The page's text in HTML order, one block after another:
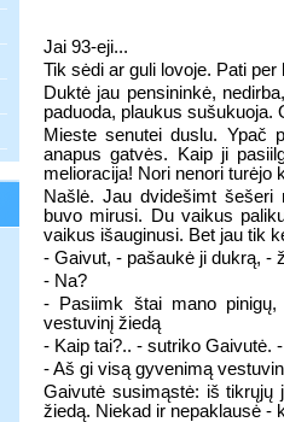
Jai 93-eji...
Tik sėdi ar guli lovoje. Pati
Duktė jau pensininkė,
paduoda, plaukus sušukuoja.
Mieste senutei duslu. Ypač
anapus gatvės. Kaip ji
melioracija! Nori nenori turėjo
Našlė. Jau dvidešimt šešeri
buvo mirusi. Du vaikus
vaikus išauginusi. Bet jau tik
- Gaivut, - pašaukė ji dukrą, -
- Na?
- Pasiimk štai mano
vestuvinį žiedą
- Kaip tai?.. - sutriko Gaivutė.
- Aš gi visą gyvenimą
Gaivutė susimąstė: iš tikrųjų
žiedą. Niekad ir nepaklausė -